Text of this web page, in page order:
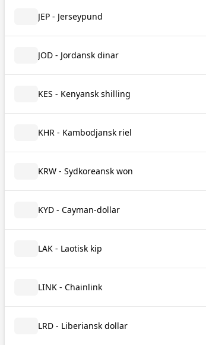
JEP - Jerseypund
JOD - Jordansk dinar
KES - Kenyansk shilling
KHR - Kambodjansk riel
KRW - Sydkoreansk won
KYD - Cayman-dollar
LAK - Laotisk kip
LINK - Chainlink
LRD - Liberiansk dollar